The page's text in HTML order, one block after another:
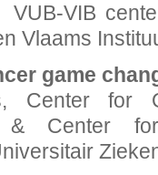
VIB
Vlaams
game
Center for
& Center